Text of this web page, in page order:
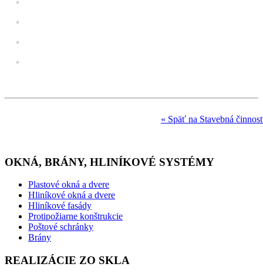
« Späť na Stavebná
OKNÁ, BRÁNY, HLINÍKOVÉ SYSTÉMY
Plastové okná a dvere
Hliníkové okná a dvere
Hliníkové fasády
Protipožiarne konštrukcie
Poštové schránky
Brány
REALIZÁCIE ZO SKLA